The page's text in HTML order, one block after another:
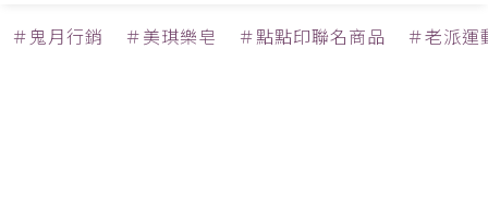
＃鬼月行銷 ＃美琪樂皂 ＃點點印聯名商品 ＃老派運